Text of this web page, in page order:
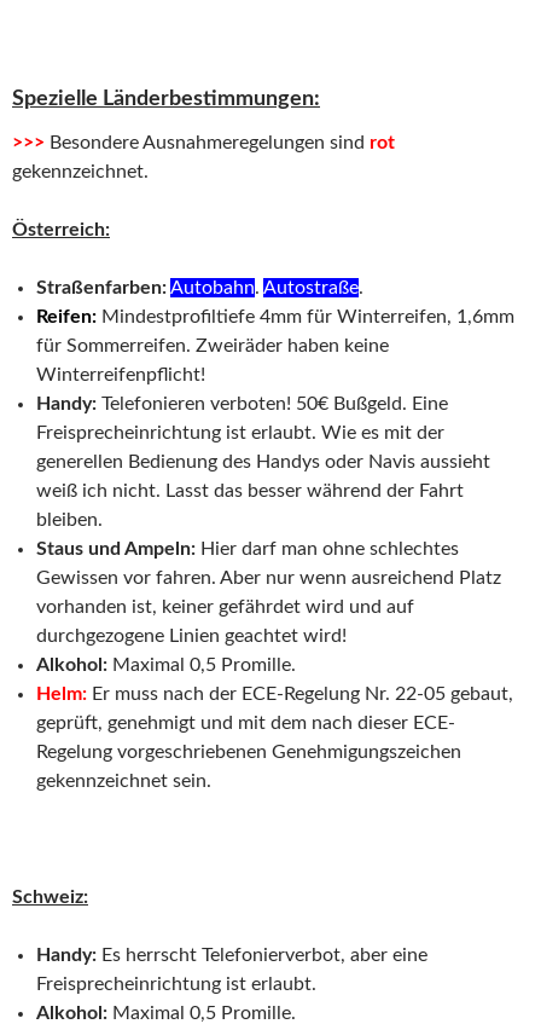
Spezielle Länderbestimmungen:
>>> Besondere Ausnahmeregelungen sind rot
gekennzeichnet.
Österreich:
Straßenfarben:Autobahn. Autostraße.
Reifen: Mindestprofiltiefe 4mm für Winterreifen, 1,6mm
für Sommerreifen. Zweiräder haben keine
Winterreifenpflicht!
Handy: Telefonieren verboten! 50€ Bußgeld. Eine
Freisprecheinrichtung ist erlaubt. Wie es mit der
generellen Bedienung des Handys oder Navis aussieht
weiß ich nicht. Lasst das besser während der Fahrt
bleiben.
Staus und Ampeln: Hier darf man ohne schlechtes
Gewissen vor fahren. Aber nur wenn ausreichend Platz
vorhanden ist, keiner gefährdet wird und auf
durchgezogene Linien geachtet wird!
Alkohol: Maximal 0,5 Promille.
Helm: Er muss nach der ECE-Regelung Nr. 22-05 gebaut,
geprüft, genehmigt und mit dem nach dieser ECE-
Regelung vorgeschriebenen Genehmigungszeichen
gekennzeichnet sein.
Schweiz:
Handy: Es herrscht Telefonierverbot, aber eine
Freisprecheinrichtung ist erlaubt.
Alkohol: Maximal 0,5 Promille.